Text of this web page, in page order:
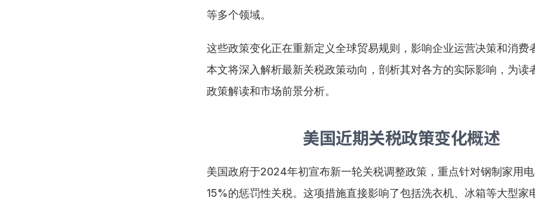
等多个领域。
这些政策变化正在重新定义全球贸易规则，影响企业运营决策和消费
本文将深入解析最新关税政策动向，剖析其对各方的实际影响，为读
政策解读和市场前景分析。
美国近期关税政策变化概述
美国政府于2024年初宣布新一轮关税调整政策，重点针对钢制家用
15%的惩罚性关税。这项措施直接影响了包括洗衣机、冰箱等大型家